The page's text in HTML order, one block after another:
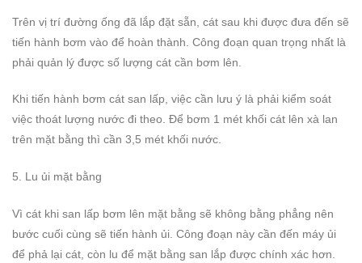
Trên vị trí đường ống đã lắp đặt sẵn, cát sau khi được đưa đến sẽ
tiến hành bơm vào để hoàn thành. Công đoạn quan trọng nhất là
phải quản lý được số lượng cát cần bơm lên.
Khi tiến hành bơm cát san lấp, việc cần lưu ý là phải kiểm soát
việc thoát lượng nước đi theo. Để bơm 1 mét khối cát lên xà lan
trên mặt bằng thì cần 3,5 mét khối nước.
5. Lu ủi mặt bằng
Vì cát khi san lấp bơm lên mặt bằng sẽ không bằng phẳng nên
bước cuối cùng sẽ tiến hành ủi. Công đoạn này cần đến máy ủi
để phả lại cát, còn lu để mặt bằng san lắp được chính xác hơn.